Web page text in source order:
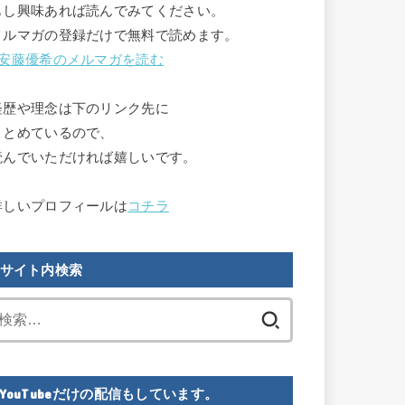
し興味あれば読んでみてください。
ルマガの登録だけで無料で読めます。
藤優希のメルマガを読む
歴や理念は下のリンク先に
とめているので、
んでいただければ嬉しいです。
しいプロフィールはコチラ
サイト内検索
YouTubeだけの配信もしています。